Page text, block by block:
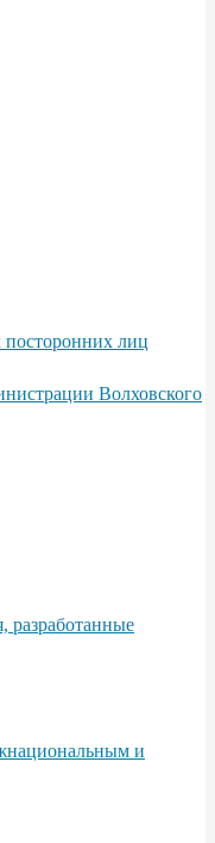
посторонних лиц
Волховского
разработанные
и